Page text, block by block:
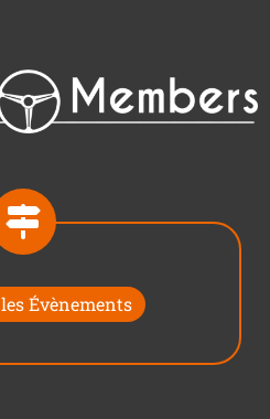
Évènements